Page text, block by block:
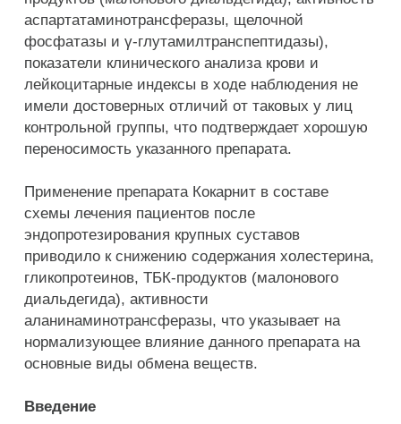
аспартатаминотрансферазы, щелочной
фосфатазы и γ-глутамилтранспептидазы),
показатели клинического анализа крови и
лейкоцитарные индексы в ходе наблюдения не
имели достоверных отличий от таковых у лиц
контрольной группы, что подтверждает хорошую
переносимость указанного препарата.
Применение препарата Кокарнит в составе
схемы лечения пациентов после
эндопротезирования крупных суставов
приводило к снижению содержания холестерина,
гликопротеинов, ТБК-продуктов (малонового
диальдегида), активности
аланинаминотрансферазы, что указывает на
нормализующее влияние данного препарата на
основные виды обмена веществ.
Введение